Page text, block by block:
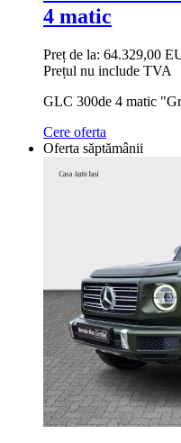
4 matic
Preț de la: 64.329,00
Prețul nu include TVA
GLC 300de 4 matic
Cere oferta
Oferta săptămânii